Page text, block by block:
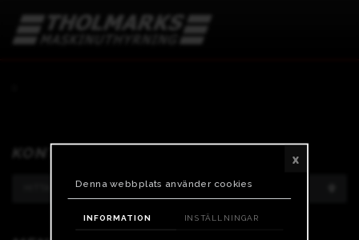
KONTAKT
HITTA NÄRMSTA DEPÅ
x
Denna webbplats använder cookies
INFORMATION INSTÄLLNINGAR